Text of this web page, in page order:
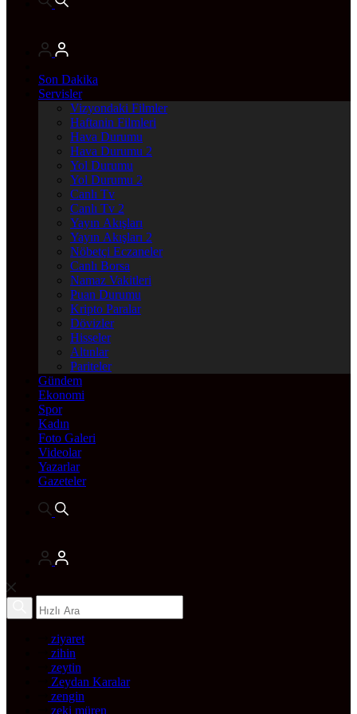
Son Dakika
Servisler
Vizyondaki Filmler
Haftanin Filmleri
Hava Durumu
Hava Durumu 2
Yol Durumu
Yol Durumu 2
Canlı Tv
Canlı Tv 2
Yayın Akışları
Yayın Akışları 2
Nöbetçi Eczaneler
Canlı Borsa
Namaz Vakitleri
Puan Durumu
Kripto Paralar
Dövizler
Hisseler
Altınlar
Pariteler
Gündem
Ekonomi
Spor
Kadın
Foto Galeri
Videolar
Yazarlar
Gazeteler
ziyaret
zihin
zeytin
Zeydan Karalar
zengin
zeki müren